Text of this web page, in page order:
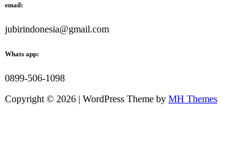
email:
jubirindonesia@gmail.com
Whats app:
0899-506-1098
Copyright © 2026 | WordPress Theme by MH Themes